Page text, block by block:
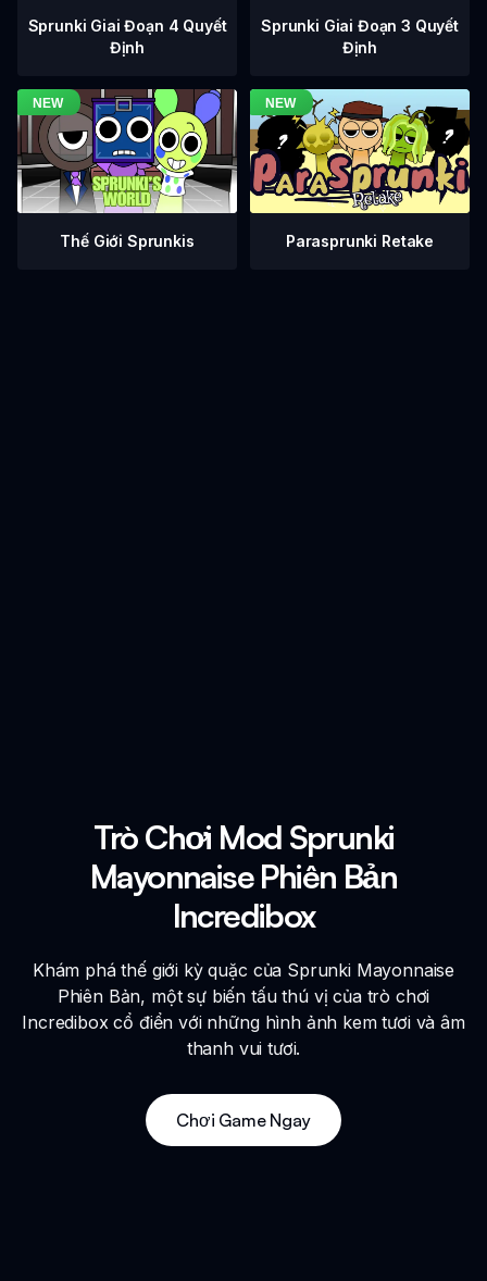
Sprunki Giai Đoạn 4 Quyết
Định
Sprunki Giai Đoạn 3 Quyết
Định
Thế Giới Sprunkis Parasprunki Retake
Trò Chơi Mod Sprunki
Mayonnaise Phiên Bản
Incredibox
Khám phá thế giới kỳ quặc của Sprunki Mayonnaise
Phiên Bản, một sự biến tấu thú vị của trò chơi
Incredibox cổ điển với những hình ảnh kem tươi và âm
thanh vui tươi.
Chơi Game Ngay